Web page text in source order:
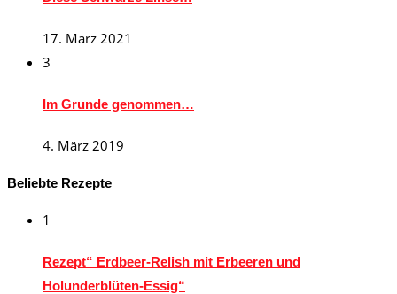
17. März 2021
3
Im Grunde genommen…
4. März 2019
Beliebte Rezepte
1
Rezept“ Erdbeer-Relish mit Erbeeren und
Holunderblüten-Essig“